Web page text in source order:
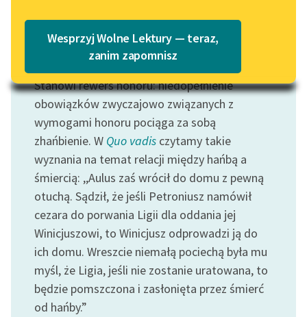
Lektury szkolne i klasyka
literatury do słuchania dla
uczennic i uczniów z
niepełnosprawnościami
E-kolekcja lektur
szkolnych i literatury do
słuchania dla uczennic i
uczniów z
niepełnosprawnościami
Feministyczne inspiracje.
Popularyzacja
skandynawskiej literatury
feministycznej
Katalog w formacie PDF
Wesprzyj Wolne Lektury — teraz,
zanim zapomnisz
Motyw: Hańba
Stanowi rewers honoru: niedopełnienie
obowiązków zwyczajowo związanych z
wymogami honoru pociąga za sobą
zhańbienie. W Quo vadis czytamy takie
wyznania na temat relacji między hańbą a
śmiercią: ,,Aulus zaś wrócił do domu z pewną
otuchą. Sądził, że jeśli Petroniusz namówił
cezara do porwania Ligii dla oddania jej
Winicjuszowi, to Winicjusz odprowadzi ją do
ich domu. Wreszcie niemałą pociechą była mu
myśl, że Ligia, jeśli nie zostanie uratowana, to
będzie pomszczona i zasłonięta przez śmierć
od hańby.”